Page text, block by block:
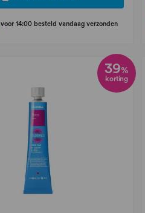
voor 14:00 besteld vandaag verzonden
39%
korting